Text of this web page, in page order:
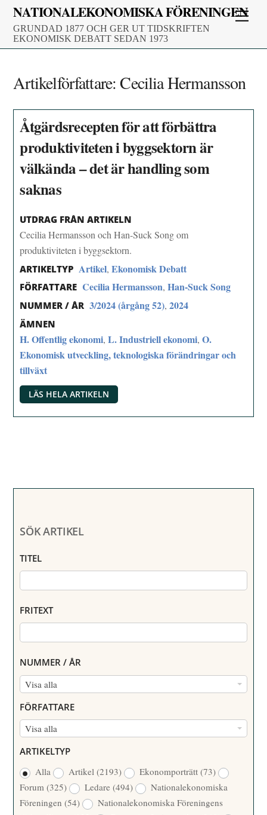
Skip
content
NATIONALEKONOMISKA FÖRENINGEN
GRUNDAD 1877 OCH GER UT TIDSKRIFTEN
EKONOMISK DEBATT SEDAN 1973
Artikelförfattare:Cecilia Hermansson
Åtgärdsrecepten för att förbättra
produktiviteten i byggsektorn är
välkända – det är handling som
saknas
UTDRAG FRÅN ARTIKELN
Cecilia Hermansson och Han-Suck Song om
produktiviteten i byggsektorn.
ARTIKELTYP Artikel,Ekonomisk Debatt
FÖRFATTARE Cecilia Hermansson,Han-Suck Song
NUMMER / ÅR 3/2024 (årgång 52),2024
ÄMNEN
H. Offentlig ekonomi,L. Industriell ekonomi,O.
Ekonomisk utveckling, teknologiska förändringar och
tillväxt
LÄS HELA ARTIKELN
SÖK ARTIKEL
TITEL
FRITEXT
NUMMER / ÅR
Visa alla
N
M
M
/
Å
R
FÖRFATTARE
Visa alla
R
F
A
T
ARTIKELTYP
Alla
Artikel(2193) Ekonomporträtt(73)
Forum(325) Ledare(494)
Nationalekonomiska
Föreningen(54)
Nationalekonomiska Föreningens